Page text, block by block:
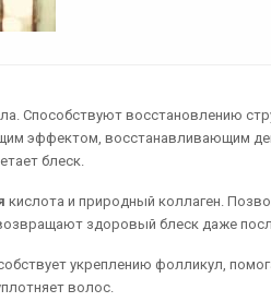
Способствуют восстановлению
эффектом, восстанавливающим
блеск.
кислота и природный коллаген.
здоровый блеск даже
укреплению фолликул,
волос.